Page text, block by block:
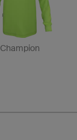
Champion